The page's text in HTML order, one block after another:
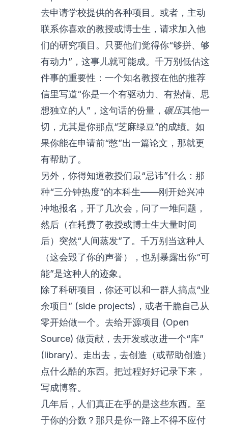
去申请学校提供的各种项目。或者，主动
联系你喜欢的教授或博士生，请求加入他
们的研究项目。只要他们觉得你“够拼、够
有动力”，这事儿就可能成。千万别低估这
件事的重要性：一个知名教授在他的推荐
信里写道“你是一个有驱动力、有热情、思
想独立的人”，这句话的份量， 碾压其他一
切，尤其是你那点“芝麻绿豆”的成绩。如
果你能在申请前“憋”出一篇论文，那就更
有帮助了。
另外，你得知道教授们最“忌讳”什么：那
种“三分钟热度”的本科生——刚开始兴冲
冲地报名，开了几次会，问了一堆问题，
然后（在耗费了教授或博士生大量时间
后）突然“人间蒸发”了。千万别当这种人
（这会毁了你的声誉），也别暴露出你“可
能”是这种人的迹象。
除了科研项目，你还可以和一群人搞点“业
余项目” (side projects)，或者干脆自己从
零开始做一个。去给开源项目 (Open
Source) 做贡献，去开发或改进一个“库”
(library)。走出去，去创造（或帮助创造）
点什么酷的东西。把过程好好记录下来，
写成博客。
几年后，人们真正在乎的是这些东西。至
于你的分数？那只是你一路上不得不应付